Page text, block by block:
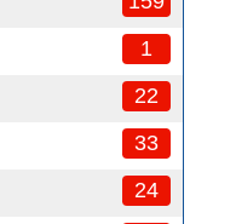
1
22
33
24